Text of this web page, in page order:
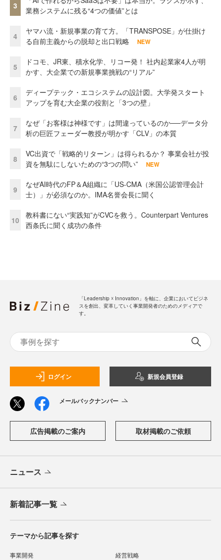
3
業務システムに残る“4つの価値”とは
4
ヤマハ流・新規事業の育て方。「TRANSPOSE」が仕掛け
る自前主義からの脱却と出口戦略
NEW
5
ドコモ、JR東、積水化学、リコー発！ 社内起業家4人が明
かす、大企業での新規事業挑戦の“リアル”
6
ディープテック・エコシステムの設計図。大学発スタート
アップを育む大企業の役割と「3つの壁」
7
なぜ「お客様は神様です」は間違っているのか──データ分
析の巨匠フェーダー教授が明かす「CLV」の本質
8
VC出資で「戦略的リターン」は得られるか？ 事業会社が投
資を無駄にしないための“3つの問い”
NEW
9
なぜAI時代のFP＆A組織に「US-CMA（米国公認管理会計
士）」が必須なのか。IMA名誉会長に聞く
10
教科書にない“実践知”がCVCを救う。Counterpart Ventures
西条氏に聞く成功の条件
「Leadership ☓ Innovation」を軸に、企業においてビジネ
スを創出、変革していく事業開発者のためのメディアで
す。
ログイン 新規会員登録
メールバックナンバー
広告掲載のご案内 取材掲載のご依頼
ニュース
新着記事一覧
テーマから記事を探す
事業開発 経営戦略